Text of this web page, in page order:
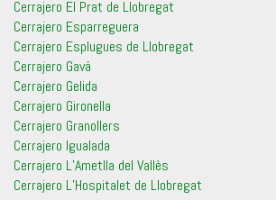
Cerrajero El Prat de Llobregat
Cerrajero Esparreguera
Cerrajero Esplugues de Llobregat
Cerrajero Gavá
Cerrajero Gelida
Cerrajero Gironella
Cerrajero Granollers
Cerrajero Igualada
Cerrajero L’Ametlla del Vallès
Cerrajero L’Hospitalet de Llobregat